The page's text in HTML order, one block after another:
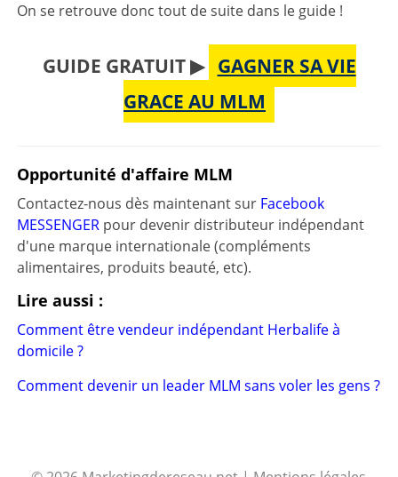
On se retrouve donc tout de suite dans le guide !
GUIDE GRATUIT ▶ GAGNER SA VIE
GRACE AU MLM
Opportunité d'affaire MLM
Contactez-nous dès maintenant sur Facebook
MESSENGER pour devenir distributeur indépendant
d'une marque internationale (compléments
alimentaires, produits beauté, etc).
Lire aussi :
Comment être vendeur indépendant Herbalife à
domicile ?
Comment devenir un leader MLM sans voler les gens ?